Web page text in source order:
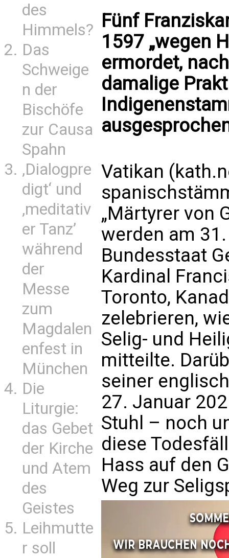
des
Himmels?
Das
Schweige
n der
Bischöfe
zur Causa
Spahn
‚Dialogpre
digt‘ und
‚meditativ
er Tanz’
während
der
Messe
zum
Magdalen
enfest in
München
Die
Liturgie:
das Gebet
der Kirche
und Atem
des
Geistes
Leihmutte
r soll
Fünf
1597 „wegen
ermordet,
damalige
Vatikan
„Märtyrer von
werden am
Bundesstaat
Kardinal
Toronto,
zelebrieren,
Selig- und
mitteilte.
seiner
27. Januar
Stuhl – noch
diese
Hass auf den
Weg zur